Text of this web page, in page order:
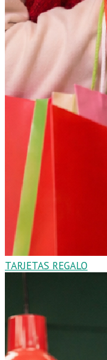
TARJETAS REGALO